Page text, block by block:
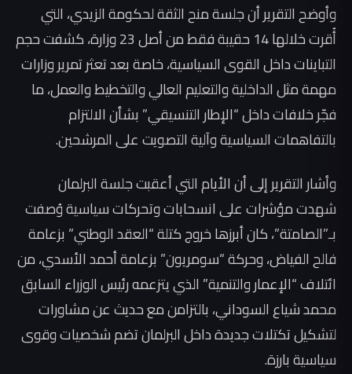
وأوضح التقرير أن جلسة منح الثقة لحكومة الزيدي، التي
أُقرت خلالها 14 حقيبة فقط من أصل 23 وزارة، كشفت حجم
التباينات داخل القوى السياسية، خاصة بعد تعثر تمرير وزارات
مهمة مثل الداخلية والتعليم العالي والتخطيط والعمل، ما
فجّر خلافات داخل “الإطار التنسيقي” بشأن الالتزام
بالتفاهمات السياسية وآلية التصويت على المرشحين.
وأشار التقرير إلى أن الأيام التي أعقبت جلسة البرلمان
شهدت مؤشرات على انسحابات وتحركات سياسية وُصفت
بـ”الصامتة”، كان أبرزها خروج كتلة “العقد الوطني” بزعامة
فالح الفياض، وحركة “سومريون” بزعامة أحمد الأسدي، من
ائتلاف “الإعمار والتنمية” الذي يتزعمه رئيس الوزراء السابق
محمد شياع السوداني، بالتزامن مع حديث عن مشاورات
لتشكيل تكتلات جديدة داخل البرلمان تضم شخصيات وقوى
سياسية بارزة.